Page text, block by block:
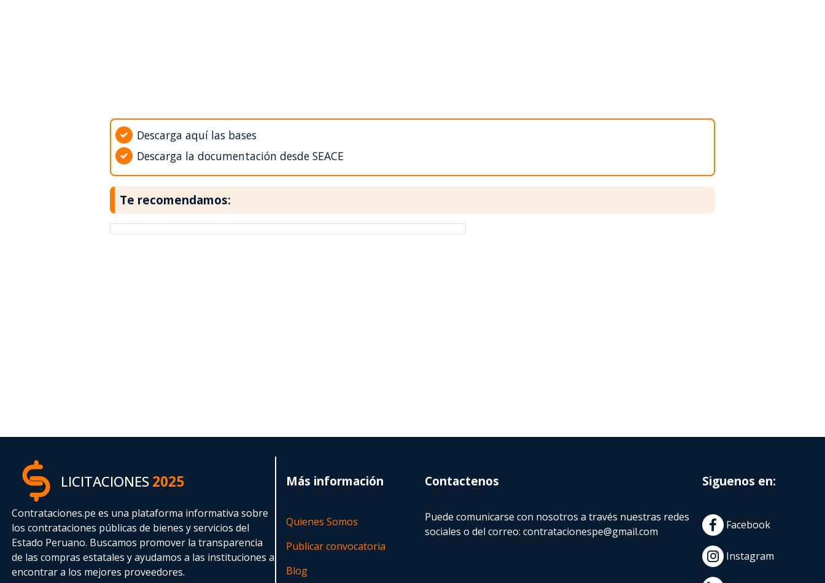
Descarga aquí las bases
Descarga la documentación desde SEACE
Te recomendamos:
LICITACIONES2025
Contrataciones.pe es una plataforma informativa sobre
los contrataciones públicas de bienes y servicios del
Estado Peruano. Buscamos promover la transparencia
de las compras estatalesy ayudamos a las instituciones a
encontrar a los mejores proveedores.
Más información
Quienes Somos
Publicar convocatoria
Blog
Contactenos
Puede comunicarse con nosotros a través nuestras redes
sociales o del correo:contratacionespe@gmail.com
Siguenos en:
Facebook
Instagram